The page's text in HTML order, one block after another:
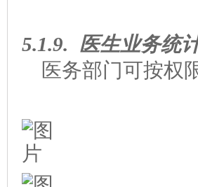
5.1.9.
医生业务统
医务部门可按权